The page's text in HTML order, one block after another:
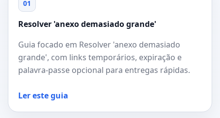
01
Resolver 'anexo demasiado grande'
Guia focado em Resolver 'anexo demasiado
grande', com links temporários, expiração e
palavra-passe opcional para entregas rápidas.
Ler este guia